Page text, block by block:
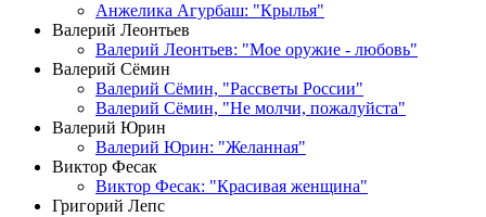
Анжелика Агурбаш: "Крылья"
Валерий Леонтьев
Валерий Леонтьев: "Мое оружие - любовь"
Валерий Сёмин
Валерий Сёмин, "Рассветы России"
Валерий Сёмин, "Не молчи, пожалуйста"
Валерий Юрин
Валерий Юрин: "Желанная"
Виктор Фесак
Виктор Фесак: "Красивая женщина"
Григорий Лепс